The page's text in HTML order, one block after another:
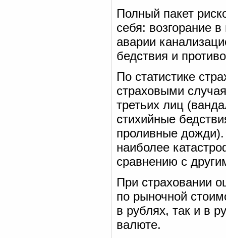
Полный пакет
себя: возгорание
аварии
бедствия и
По статистике
страховыми
третьих лиц
стихийные
проливные
наиболее
сравнению с
При страховании
по рыночной
в рублях, так и в
валюте.